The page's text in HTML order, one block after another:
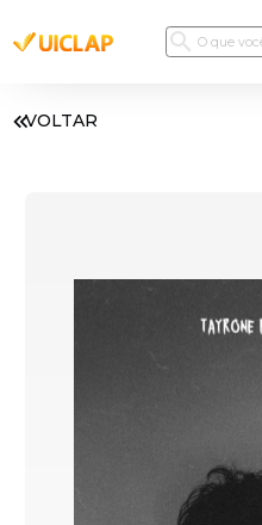
VOLTAR